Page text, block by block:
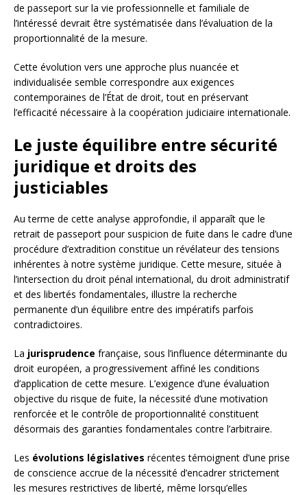
de passeport sur la vie professionnelle et familiale de
l’intéressé devrait être systématisée dans l’évaluation de la
proportionnalité de la mesure.
Cette évolution vers une approche plus nuancée et
individualisée semble correspondre aux exigences
contemporaines de l’État de droit, tout en préservant
l’efficacité nécessaire à la coopération judiciaire internationale.
Le juste équilibre entre sécurité
juridique et droits des
justiciables
Au terme de cette analyse approfondie, il apparaît que le
retrait de passeport pour suspicion de fuite dans le cadre d’une
procédure d’extradition constitue un révélateur des tensions
inhérentes à notre système juridique. Cette mesure, située à
l’intersection du droit pénal international, du droit administratif
et des libertés fondamentales, illustre la recherche
permanente d’un équilibre entre des impératifs parfois
contradictoires.
La jurisprudence française, sous l’influence déterminante du
droit européen, a progressivement affiné les conditions
d’application de cette mesure. L’exigence d’une évaluation
objective du risque de fuite, la nécessité d’une motivation
renforcée et le contrôle de proportionnalité constituent
désormais des garanties fondamentales contre l’arbitraire.
Les évolutions législatives récentes témoignent d’une prise
de conscience accrue de la nécessité d’encadrer strictement
les mesures restrictives de liberté, même lorsqu’elles